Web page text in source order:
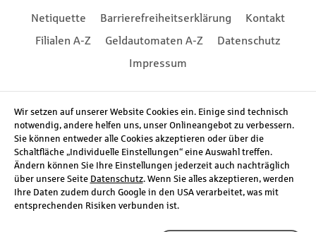
Footernavigation
Netiquette Barrierefreiheitserklärung
Kontakt
Filialen A-Z
Geldautomaten A-Z
Datenschutz
Impressum
Social Media
Wir setzen auf unserer Website Cookies ein. Einige sind technisch
notwendig, andere helfen uns, unser Onlineangebot zu verbessern.
Sie können entweder alle Cookies akzeptieren oder über die
Schaltfläche „Individuelle Einstellungen“ eine Auswahl treffen.
Ändern können Sie Ihre Einstellungen jederzeit auch nachträglich
über unsere Seite Datenschutz. Wenn Sie alles akzeptieren, werden
Ihre Daten zudem durch Google in den USA verarbeitet, was mit
entsprechenden Risiken verbunden ist.